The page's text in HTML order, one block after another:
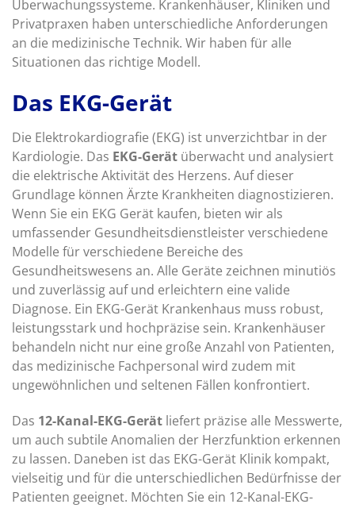
Überwachungssysteme. Krankenhäuser, Kliniken und
Privatpraxen haben unterschiedliche Anforderungen
an die medizinische Technik. Wir haben für alle
Situationen das richtige Modell.
Das EKG-Gerät
Die Elektrokardiografie (EKG) ist unverzichtbar in der
Kardiologie. Das EKG-Gerät überwacht und analysiert
die elektrische Aktivität des Herzens. Auf dieser
Grundlage können Ärzte Krankheiten diagnostizieren.
Wenn Sie ein EKG Gerät kaufen, bieten wir als
umfassender Gesundheitsdienstleister verschiedene
Modelle für verschiedene Bereiche des
Gesundheitswesens an. Alle Geräte zeichnen minutiös
und zuverlässig auf und erleichtern eine valide
Diagnose. Ein EKG-Gerät Krankenhaus muss robust,
leistungsstark und hochpräzise sein. Krankenhäuser
behandeln nicht nur eine große Anzahl von Patienten,
das medizinische Fachpersonal wird zudem mit
ungewöhnlichen und seltenen Fällen konfrontiert.
Das 12-Kanal-EKG-Gerät liefert präzise alle Messwerte,
um auch subtile Anomalien der Herzfunktion erkennen
zu lassen. Daneben ist das EKG-Gerät Klinik kompakt,
vielseitig und für die unterschiedlichen Bedürfnisse der
Patienten geeignet. Möchten Sie ein 12-Kanal-EKG-